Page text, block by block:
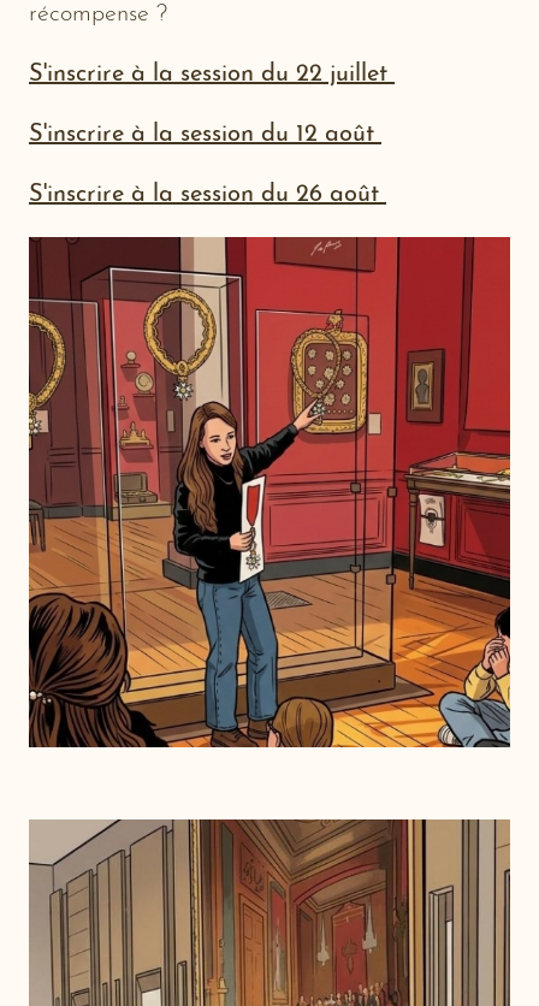
récompense ?
S'inscrire à la session du 22 juillet
S'inscrire à la session du 12 août
S'inscrire à la session du 26 août